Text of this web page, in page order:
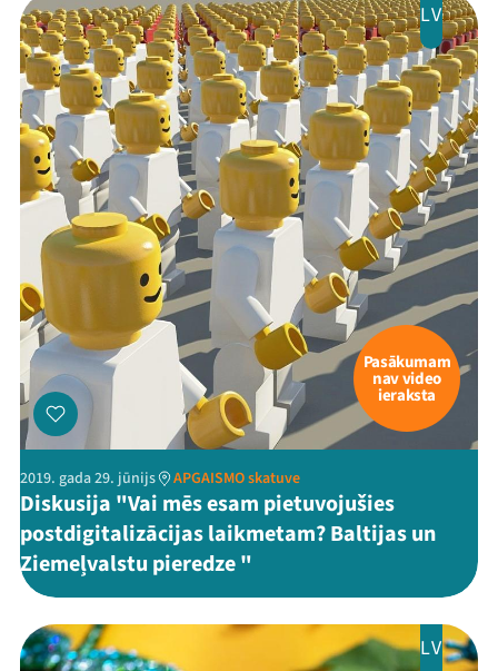
LV
Pasākumam
nav video
ieraksta
2019. gada 29. jūnijs APGAISMO skatuve
Diskusija "Vai mēs esam pietuvojušies
postdigitalizācijas laikmetam? Baltijas un
Ziemeļvalstu pieredze "
LV